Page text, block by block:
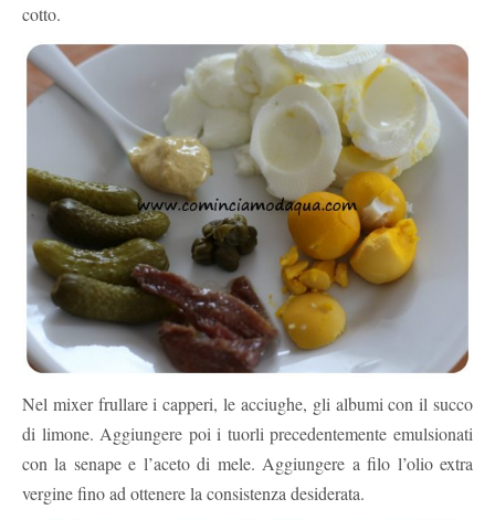
cotto.
Nel mixer frullare i capperi, le acciughe, gli albumi con il succo
di limone. Aggiungere poi i tuorli precedentemente emulsionati
con la senape e l’aceto di mele. Aggiungere a filo l’olio extra
vergine fino ad ottenere la consistenza desiderata.